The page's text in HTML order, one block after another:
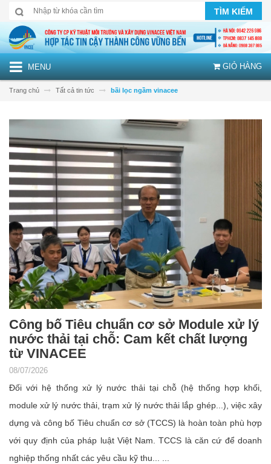
TÌM KIẾM
MENU GIỎ HÀNG
Trang chủ Tất cả tin tức bãi lọc ngầm vinacee
Công bố Tiêu chuẩn cơ sở Module xử lý
nước thải tại chỗ: Cam kết chất lượng
từ VINACEE
08/07/2026
Đối với hệ thống xử lý nước thải tại chỗ (hệ thống hợp khối,
module xử lý nước thải, trạm xử lý nước thải lắp ghép...), việc xây
dựng và công bố Tiêu chuẩn cơ sở (TCCS) là hoàn toàn phù hợp
với quy định của pháp luật Việt Nam. TCCS là căn cứ để doanh
nghiệp thống nhất các yêu cầu kỹ thu... ...